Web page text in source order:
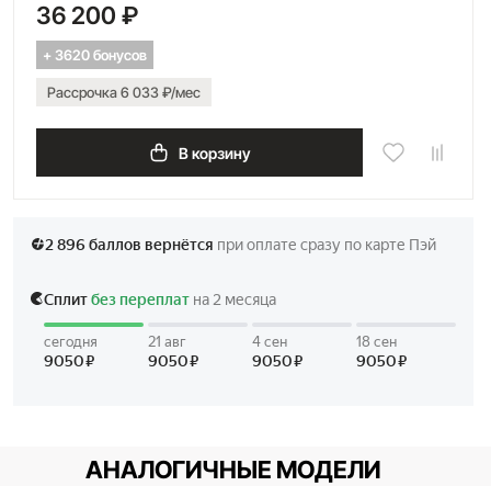
36 200 ₽
+ 3620 бонусов
Рассрочка 6 033 ₽/мес
В корзину
АНАЛОГИЧНЫЕ МОДЕЛИ